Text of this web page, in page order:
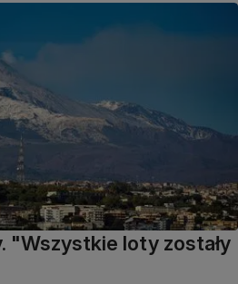
"Wszystkie loty zostały